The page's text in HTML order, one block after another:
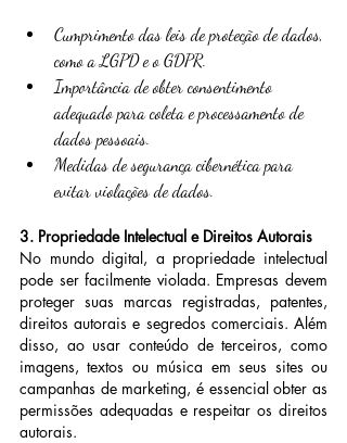
Cumprimento das leis de proteção de dados,
como a LGPD e o GDPR.
Importância de obter consentimento
adequado para coleta e processamento de
dados pessoais.
Medidas de segurança cibernética para
evitar violações de dados.
3. Propriedade Intelectual e Direitos Autorais
No mundo digital, a propriedade intelectual
pode ser facilmente violada. Empresas devem
proteger suas marcas registradas, patentes,
direitos autorais e segredos comerciais. Além
disso, ao usar conteúdo de terceiros, como
imagens, textos ou música em seus sites ou
campanhas de marketing, é essencial obter as
permissões adequadas e respeitar os direitos
autorais.